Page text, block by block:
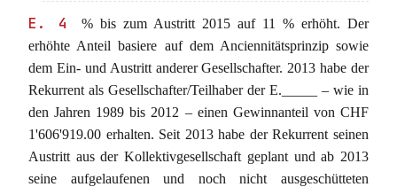
E. 4
% bis zum Austritt 2015 auf 11 % erhöht. Der
erhöhte Anteil basiere auf dem Anciennitätsprinzip sowie
dem Ein- und Austritt anderer Gesellschafter. 2013 habe der
Rekurrent als Gesellschafter/Teilhaber der E._____ – wie in
den Jahren 1989 bis 2012 – einen Gewinnanteil von CHF
1'606'919.00 erhalten. Seit 2013 habe der Rekurrent seinen
Austritt aus der Kollektivgesellschaft geplant und ab 2013
seine aufgelaufenen und noch nicht ausgeschütteten